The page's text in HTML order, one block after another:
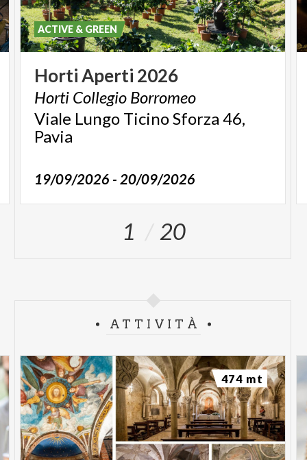
HortiAperti 2026
Horti Collegio Borromeo
Viale Lungo Ticino Sforza 46,
Pavia
19/09/2026 - 20/09/2026
ACTIVE & GREEN
1 20
ATTIVITÀ
474 mt